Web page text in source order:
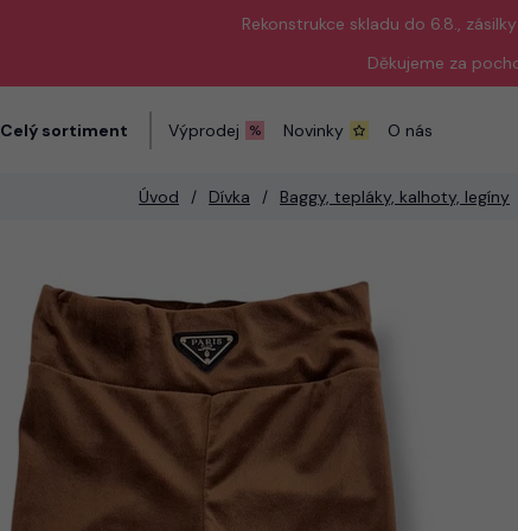
Rekonstrukce skladu do 6.8.,
Děkujeme za
Celý sortiment Výprodej Novinky O nás
Úvod Dívka Baggy, tepláky, kalhoty, legíny